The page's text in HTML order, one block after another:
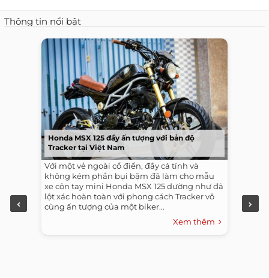
Thông tin nổi bật
Honda MSX 125 đầy ấn tượng với bản độ
Tracker tại Việt Nam
Với một vẻ ngoài cổ điển, đầy cá tính và
không kém phần bụi bặm đã làm cho mẫu
xe côn tay mini Honda MSX 125 dường như đã
lột xác hoàn toàn với phong cách Tracker vô
cùng ấn tượng của một biker...
Xem thêm